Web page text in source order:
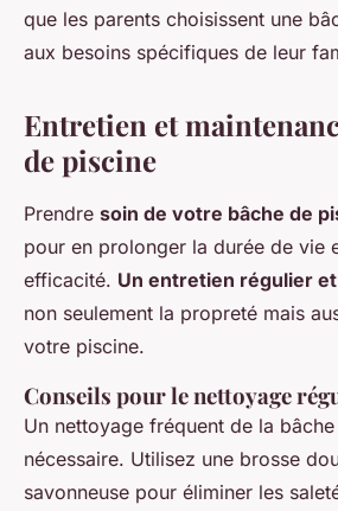
que les parents choisissent une
aux besoins spécifiques de leur
Entretien et
de piscine
Prendre soin de votre bâche de
pour en prolonger la durée de vie
efficacité. Un entretien régulier
non seulement la propreté mais
votre piscine.
Conseils pour le nettoyage
Un nettoyage fréquent de la
nécessaire. Utilisez une brosse
savonneuse pour éliminer les